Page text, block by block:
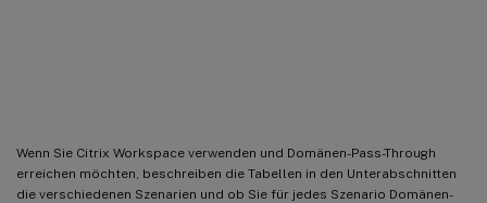
Wenn Sie Citrix Workspace verwenden und Domänen-Pass-Through
erreichen möchten, beschreiben die Tabellen in den Unterabschnitten
die verschiedenen Szenarien und ob Sie für jedes Szenario Domänen-